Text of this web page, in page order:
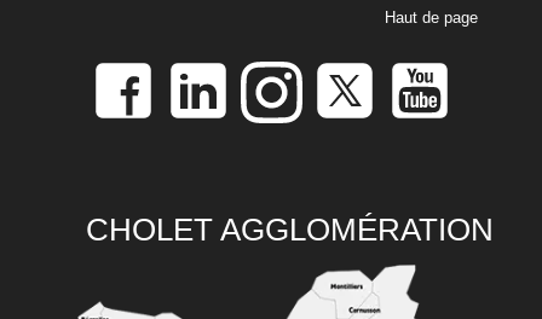
Haut de page
CHOLET AGGLOMÉRATION